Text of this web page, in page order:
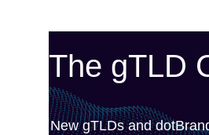
The gTLD
New gTLDs and